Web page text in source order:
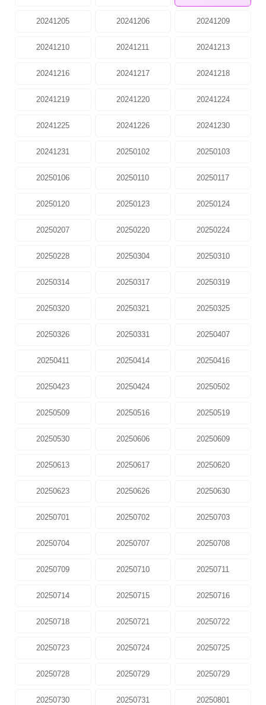
20241205 20241206 20241209
20241210 20241211 20241213
20241216 20241217 20241218
20241219 20241220 20241224
20241225 20241226 20241230
20241231 20250102 20250103
20250106 20250110 20250117
20250120 20250123 20250124
20250207 20250220 20250224
20250228 20250304 20250310
20250314 20250317 20250319
20250320 20250321 20250325
20250326 20250331 20250407
20250411 20250414 20250416
20250423 20250424 20250502
20250509 20250516 20250519
20250530 20250606 20250609
20250613 20250617 20250620
20250623 20250626 20250630
20250701 20250702 20250703
20250704 20250707 20250708
20250709 20250710 20250711
20250714 20250715 20250716
20250718 20250721 20250722
20250723 20250724 20250725
20250728 20250729 20250729
20250730 20250731 20250801